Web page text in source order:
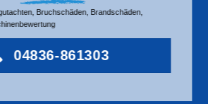
Bruchschäden, Brandschäden,
04836-861303